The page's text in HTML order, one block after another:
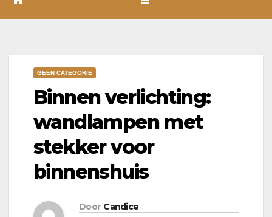
GEEN CATEGORIE
Binnen verlichting:
wandlampen met
stekker voor
binnenshuis
Door Candice